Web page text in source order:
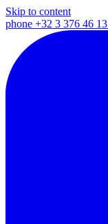
Skip to content
phone +32 3 376 46 13